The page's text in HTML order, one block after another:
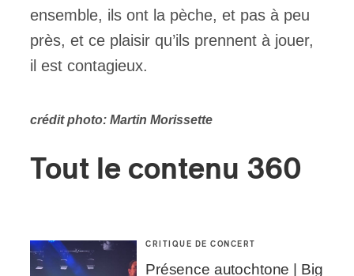
ensemble, ils ont la pèche, et pas à peu
près, et ce plaisir qu’ils prennent à jouer,
il est contagieux.
crédit photo: Martin Morissette
Tout le contenu 360
CRITIQUE DE CONCERT
Présence autochtone | Big